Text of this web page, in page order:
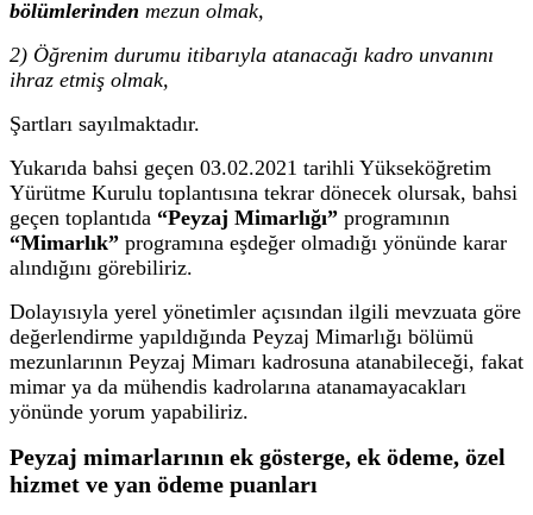
bölümlerinden mezun olmak,
2) Öğrenim durumu itibarıyla atanacağı kadro unvanını
ihraz etmiş olmak,
Şartları sayılmaktadır.
Yukarıda bahsi geçen 03.02.2021 tarihli Yükseköğretim
Yürütme Kurulu toplantısına tekrar dönecek olursak, bahsi
geçen toplantıda “Peyzaj Mimarlığı” programının
“Mimarlık” programına eşdeğer olmadığı yönünde karar
alındığını görebiliriz.
Dolayısıyla yerel yönetimler açısından ilgili mevzuata göre
değerlendirme yapıldığında Peyzaj Mimarlığı bölümü
mezunlarının Peyzaj Mimarı kadrosuna atanabileceği, fakat
mimar ya da mühendis kadrolarına atanamayacakları
yönünde yorum yapabiliriz.
Peyzaj mimarlarının ek gösterge, ek ödeme, özel
hizmet ve yan ödeme puanları